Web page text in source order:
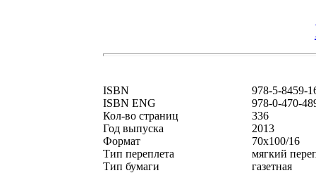
ISBN
978-5-8459-
ISBN ENG
978-0-470-
Кол-во страниц
336
Год выпуска
2013
Формат
70x100/16
Тип переплета
мягкий
Тип бумаги
газетная